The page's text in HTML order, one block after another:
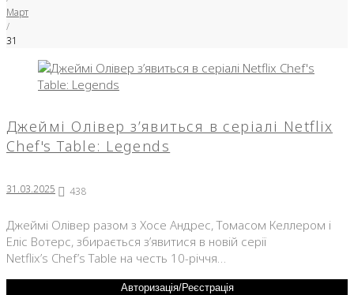
Март
/
31
День:
31.03.2025
Джеймі Олівер з’явиться в серіалі Netflix
Chef's Table: Legends
31.03.2025 438
Джеймі Олівер разом з Хосе Андрес, Томасом Келлером і
Еліс Вотерс, збирається з’явитися в новій серії
Netflix’s Chef’s Table на честь 10-річчя…
Авторизація/Реєстрація